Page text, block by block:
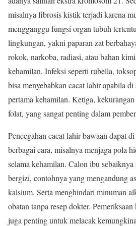
misalnya fibrosis kistik terjadi karena
mengganggu fungsi organ tubuh
lingkungan, yakni paparan zat
rokok, narkoba, radiasi, atau bahan
kehamilan. Infeksi seperti rubella,
bisa menyebabkan cacat lahir apabila
pertama kehamilan. Ketiga,
folat, yang sangat penting dalam
Pencegahan cacat lahir bawaan dapat
berbagai cara, misalnya menjaga pola
selama kehamilan. Calon ibu
bergizi, contohnya yang mengandung
kalsium. Serta menghindari minuman
obatan tanpa resep dokter.
juga penting untuk melacak